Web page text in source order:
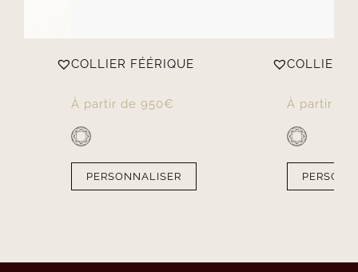
COLLIER FÉÉRIQUE
À partir de 950€
PERSONNALISER
COLLIER
À partir de